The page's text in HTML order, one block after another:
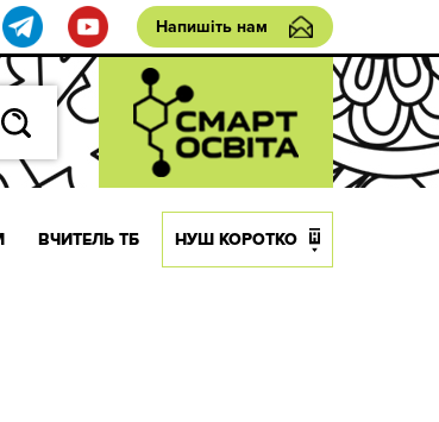
Напишіть нам
ВЧИТЕЛЬ ТБ НУШ КОРОТКО